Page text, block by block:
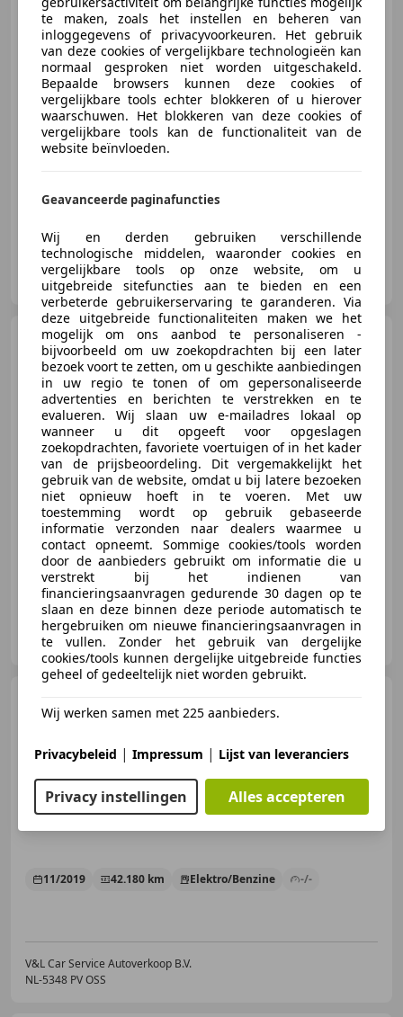
HU
€ 25.950
V&L Car Service Autoverkoop B.V.
NL-5348 PV OSS
Hyundai i101.0 T-GDI N
Line 5-zits Keyless Camera
CarPlay Sto
€ 21.875
09/2024 3.136 km Benzine
74 kW (101 PK)
V&L Car Service Autoverkoop B.V.
NL-5348 PV OSS
HEV Premium HUD Keyless
€ 19.555
11/2019 42.180 km Elektro/Benzine -/-
V&L Car Service Autoverkoop B.V.
NL-5348 PV OSS
te maken, zoals het instellen en beheren van
inloggegevens of privacyvoorkeuren. Het gebruik
van deze cookies of vergelijkbare technologieën kan
normaal gesproken niet worden uitgeschakeld.
Bepaalde browsers kunnen deze cookies of
vergelijkbare tools echter blokkeren of u hierover
waarschuwen. Het blokkeren van deze cookies of
vergelijkbare tools kan de functionaliteit van de
website beïnvloeden.
Geavanceerde paginafuncties
Wij en derden gebruiken verschillende
technologische middelen, waaronder cookies en
vergelijkbare tools op onze website, om u
uitgebreide sitefuncties aan te bieden en een
verbeterde gebruikerservaring te garanderen. Via
deze uitgebreide functionaliteiten maken we het
mogelijk om ons aanbod te personaliseren -
bijvoorbeeld om uw zoekopdrachten bij een later
bezoek voort te zetten, om u geschikte aanbiedingen
in uw regio te tonen of om gepersonaliseerde
advertenties en berichten te verstrekken en te
evalueren. Wij slaan uw e-mailadres lokaal op
wanneer u dit opgeeft voor opgeslagen
zoekopdrachten, favoriete voertuigen of in het kader
van de prijsbeoordeling. Dit vergemakkelijkt het
gebruik van de website, omdat u bij latere bezoeken
niet opnieuw hoeft in te voeren. Met uw
toestemming wordt op gebruik gebaseerde
informatie verzonden naar dealers waarmee u
contact opneemt. Sommige cookies/tools worden
door de aanbieders gebruikt om informatie die u
verstrekt bij het indienen van
financieringsaanvragen gedurende 30 dagen op te
slaan en deze binnen deze periode automatisch te
hergebruiken om nieuwe financieringsaanvragen in
te vullen. Zonder het gebruik van dergelijke
cookies/tools kunnen dergelijke uitgebreide functies
geheel of gedeeltelijk niet worden gebruikt.
Wij werken samen met 225 aanbieders.
Privacybeleid | Impressum | Lijst van leveranciers
Privacy instellingen Alles accepteren